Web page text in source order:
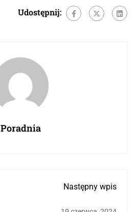
Udostępnij:
Poradnia
Następny wpis